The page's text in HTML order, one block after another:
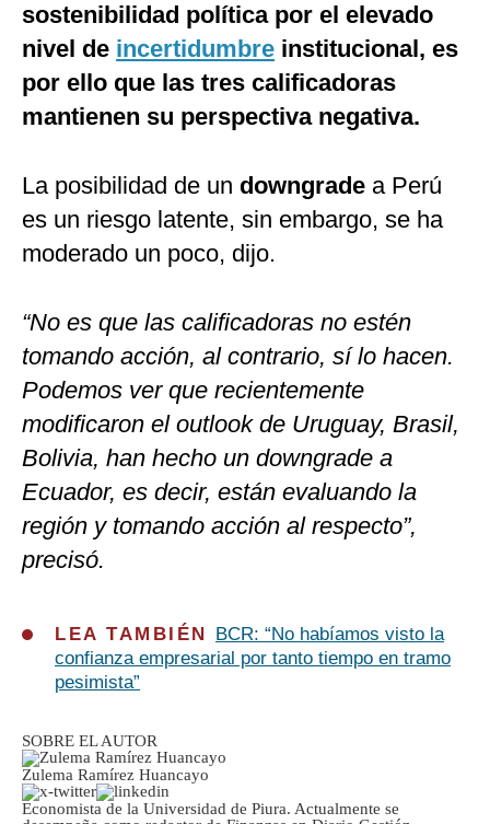
sostenibilidad política por el elevado
nivel de incertidumbre institucional, es
por ello que las tres calificadoras
mantienen su perspectiva negativa.
La posibilidad de un downgrade a Perú
es un riesgo latente, sin embargo, se ha
moderado un poco, dijo.
“No es que las calificadoras no estén
tomando acción, al contrario, sí lo hacen.
Podemos ver que recientemente
modificaron el outlook de Uruguay, Brasil,
Bolivia, han hecho un downgrade a
Ecuador, es decir, están evaluando la
región y tomando acción al respecto”,
precisó.
LEA TAMBIÉN
BCR: “No habíamos visto la
confianza empresarial por tanto tiempo en tramo
pesimista”
SOBRE EL AUTOR
Zulema Ramírez Huancayo
Economista de la Universidad de Piura. Actualmente se